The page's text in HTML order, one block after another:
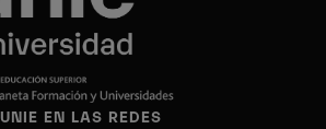
UNIE EN LAS REDES